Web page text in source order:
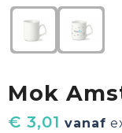
Kinderen,
Vrije tijd en
Mok
€ 3,01 vanaf